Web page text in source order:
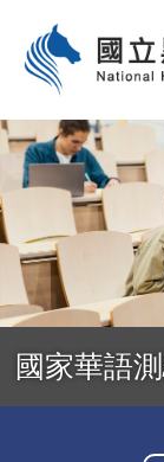
到
主
內
容
國家華語